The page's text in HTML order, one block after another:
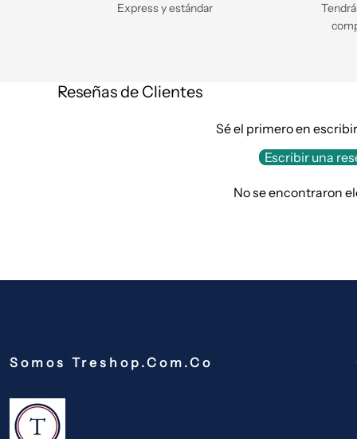
Express y estándar
Reseñas de Clientes
Sé el primero en
Escribir una
No se encontraron
Somos Treshop.com.co